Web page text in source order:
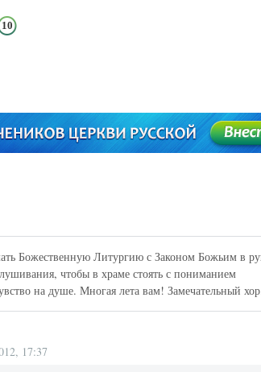
10
Божественную Литургию с Законом Божьим в
чтобы в храме стоять с пониманием
на душе. Многая лета вам! Замечательный
17:37